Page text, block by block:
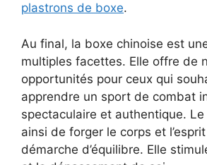
plastrons de boxe.
Au final, la boxe chinoise est
multiples facettes. Elle offre de
opportunités pour ceux qui
apprendre un sport de combat
spectaculaire et authentique.
ainsi de forger le corps et
démarche d’équilibre. Elle